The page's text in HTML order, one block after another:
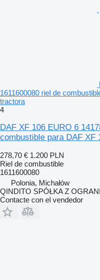
1611600080 riel de
tractora
4
DAF XF 106 EURO 6
combustible para DAF XF
278,70 € 1.200 PLN
Riel de combustible
1611600080
Polonia, Michałów
QINDITO SPÓŁKA Z
Contacte con el vendedor